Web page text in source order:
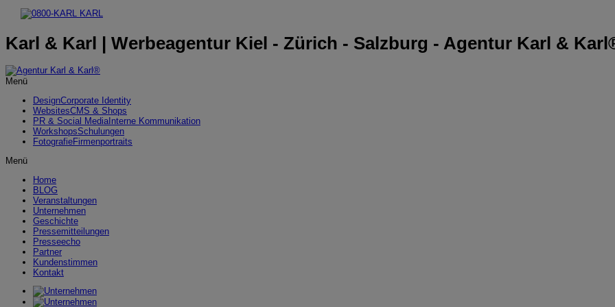
Karl & Karl | Werbeagentur Kiel - Zürich - Salzburg - Agentur Karl &
Menü
DesignCorporate Identity
WebsitesCMS & Shops
PR & Social Media Interne Kommunikation
WorkshopsSchulungen
FotografieFirmenportraits
Menü
Home
BLOG
Veranstaltungen
Unternehmen
Geschichte
Pressemitteilungen
Presseecho
Partner
Kundenstimmen
Kontakt